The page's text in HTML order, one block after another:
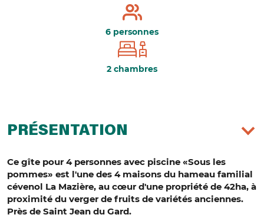
6 personnes
2 chambres
PRÉSENTATION
Ce gîte pour 4 personnes avec piscine «Sous les
pommes» est l'une des 4 maisons du hameau familial
cévenol La Mazière, au cœur d'une propriété de 42ha, à
proximité du verger de fruits de variétés anciennes.
Près de Saint Jean du Gard.